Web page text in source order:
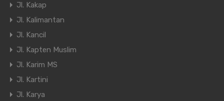
Jl. Kakap
Jl. Kalimantan
Jl. Kancil
Jl. Kapten Muslim
Jl. Karim MS
Jl. Kartini
Jl. Karya